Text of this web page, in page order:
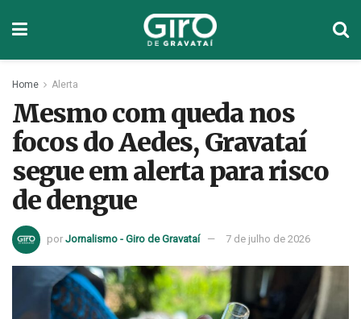
Home Alerta
Mesmo com queda nos
focos do Aedes, Gravataí
segue em alerta para risco
de dengue
por Jornalismo - Giro de Gravataí 7 de julho de 2026